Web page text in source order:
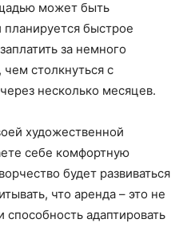
может быть
быстрое
за немного
столкнуться с
несколько месяцев.
художественной
себе комфортную
будет развиваться
что аренда – это не
адаптировать